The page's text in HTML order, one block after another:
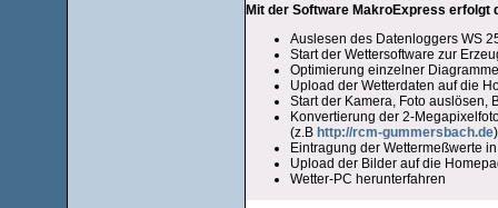
Mit der Software MakroExpress erfolgt
Auslesen des Datenloggers WS
Start der Wettersoftware zur
Optimierung einzelner
Upload der Wetterdaten auf die
Start der Kamera, Foto auslösen,
Konvertierung der 2-
(z.B http://rcm-gummersbach.de
Eintragung der Wettermeßwerte
Upload der Bilder auf die
Wetter-PC herunterfahren